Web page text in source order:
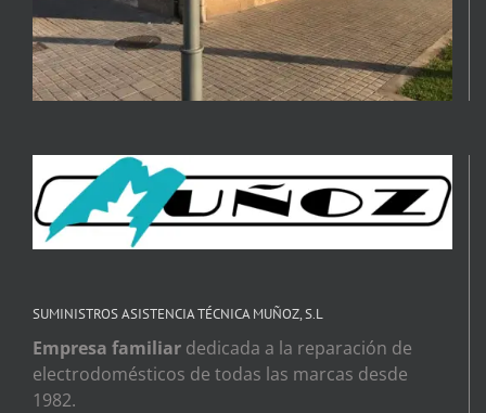
SUMINISTROS ASISTENCIA TÉCNICA MUÑOZ, S.L
Empresa familiar dedicada a la reparación de
electrodomésticos de todas las marcas desde
1982.